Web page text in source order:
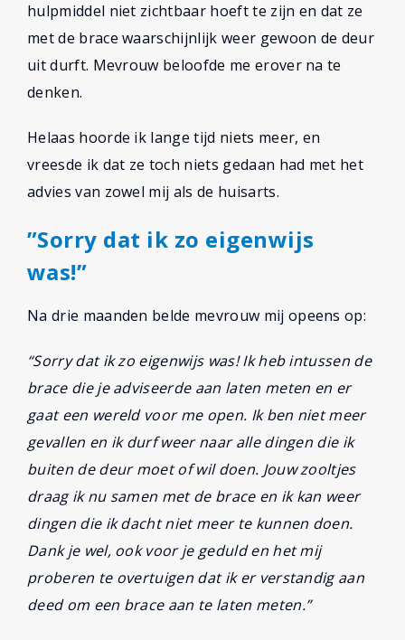
hulpmiddel niet zichtbaar hoeft te zijn en dat ze
met de brace waarschijnlijk weer gewoon de deur
uit durft. Mevrouw beloofde me erover na te
denken.
Helaas hoorde ik lange tijd niets meer, en
vreesde ik dat ze toch niets gedaan had met het
advies van zowel mij als de huisarts.
”Sorry dat ik zo eigenwijs
was!”
Na drie maanden belde mevrouw mij opeens op:
“Sorry dat ik zo eigenwijs was! Ik heb intussen de
brace die je adviseerde aan laten meten en er
gaat een wereld voor me open. Ik ben niet meer
gevallen en ik durf weer naar alle dingen die ik
buiten de deur moet of wil doen. Jouw zooltjes
draag ik nu samen met de brace en ik kan weer
dingen die ik dacht niet meer te kunnen doen.
Dank je wel, ook voor je geduld en het mij
proberen te overtuigen dat ik er verstandig aan
deed om een brace aan te laten meten.”